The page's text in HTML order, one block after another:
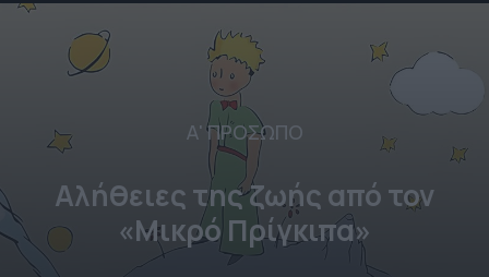
Α' ΠΡΟΣΩΠΟ
Αλήθειες της ζωής από τον
«Μικρό Πρίγκιπα»